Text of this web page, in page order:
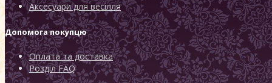
Аксесуари для весілля
Допомога покупцю
Оплата та доставка
Розділ FAQ